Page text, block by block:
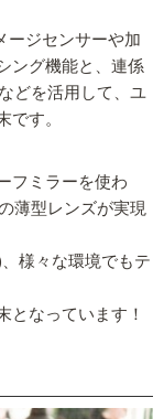
ージセンサーや加
ング機能と、連係
どを活用して、ユ
です。
フミラーを使わ
薄型レンズが実現
様々な環境でもテ
となっています！